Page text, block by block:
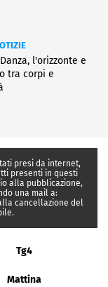
l'orizzonte e
tra corpi e
presi da internet,
presenti in questi
alla pubblicazione,
una mail a:
cancellazione del
Tg4
Mattina